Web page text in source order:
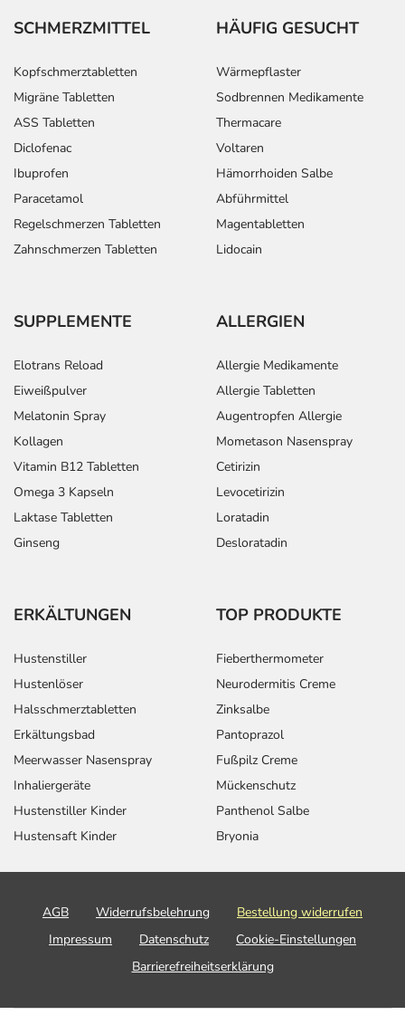
SCHMERZMITTEL
Kopfschmerztabletten
Migräne Tabletten
ASS Tabletten
Diclofenac
Ibuprofen
Paracetamol
Regelschmerzen Tabletten
Zahnschmerzen Tabletten
HÄUFIG GESUCHT
Wärmepflaster
Sodbrennen Medikamente
Thermacare
Voltaren
Hämorrhoiden Salbe
Abführmittel
Magentabletten
Lidocain
SUPPLEMENTE
Elotrans Reload
Eiweißpulver
Melatonin Spray
Kollagen
Vitamin B12 Tabletten
Omega 3 Kapseln
Laktase Tabletten
Ginseng
ALLERGIEN
Allergie Medikamente
Allergie Tabletten
Augentropfen Allergie
Mometason Nasenspray
Cetirizin
Levocetirizin
Loratadin
Desloratadin
ERKÄLTUNGEN
Hustenstiller
Hustenlöser
Halsschmerztabletten
Erkältungsbad
Meerwasser Nasenspray
Inhaliergeräte
Hustenstiller Kinder
Hustensaft Kinder
TOP PRODUKTE
Fieberthermometer
Neurodermitis Creme
Zinksalbe
Pantoprazol
Fußpilz Creme
Mückenschutz
Panthenol Salbe
Bryonia
AGB Widerrufsbelehrung
Bestellung widerrufen
Impressum
Datenschutz
Cookie-Einstellungen
Barrierefreiheitserklärung